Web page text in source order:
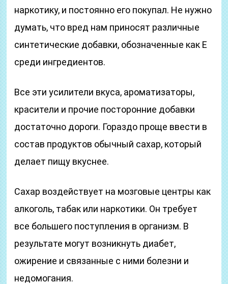
наркотику, и постоянно его покупал. Не нужно
думать, что вред нам приносят различные
синтетические добавки, обозначенные как Е
среди ингредиентов.
Все эти усилители вкуса, ароматизаторы,
красители и прочие посторонние добавки
достаточно дороги. Гораздо проще ввести в
состав продуктов обычный сахар, который
делает пищу вкуснее.
Сахар воздействует на мозговые центры как
алкоголь, табак или наркотики. Он требует
все большего поступления в организм. В
результате могут возникнуть диабет,
ожирение и связанные с ними болезни и
недомогания.